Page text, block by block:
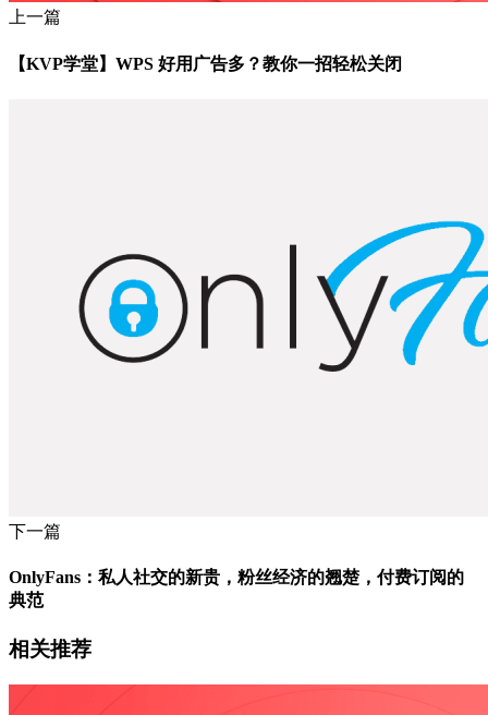
上一篇
【KVP学堂】WPS 好用广告多？教你一招轻松关闭
下一篇
OnlyFans：私人社交的新贵，粉丝经济的翘楚，付费订阅的
典范
相关推荐